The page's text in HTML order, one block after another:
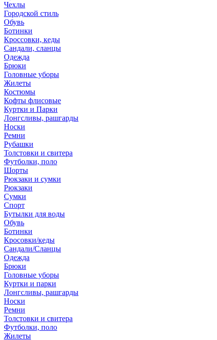
Чехлы
Городской стиль
Обувь
Ботинки
Кроссовки, кеды
Сандали, сланцы
Одежда
Брюки
Головные уборы
Жилеты
Костюмы
Кофты флисовые
Куртки и Парки
Лонгсливы, рашгарды
Носки
Ремни
Рубашки
Толстовки и свитера
Футболки, поло
Шорты
Рюкзаки и сумки
Рюкзаки
Сумки
Спорт
Бутылки для воды
Обувь
Ботинки
Кросовки/кеды
Сандали/Сланцы
Одежда
Брюки
Головные уборы
Куртки и парки
Лонгсливы, рашгарды
Носки
Ремни
Толстовки и свитера
Футболки, поло
Жилеты